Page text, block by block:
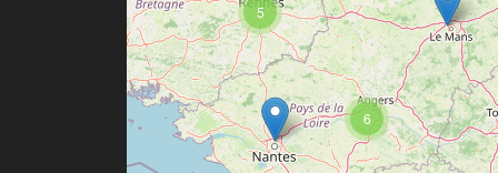
6
5